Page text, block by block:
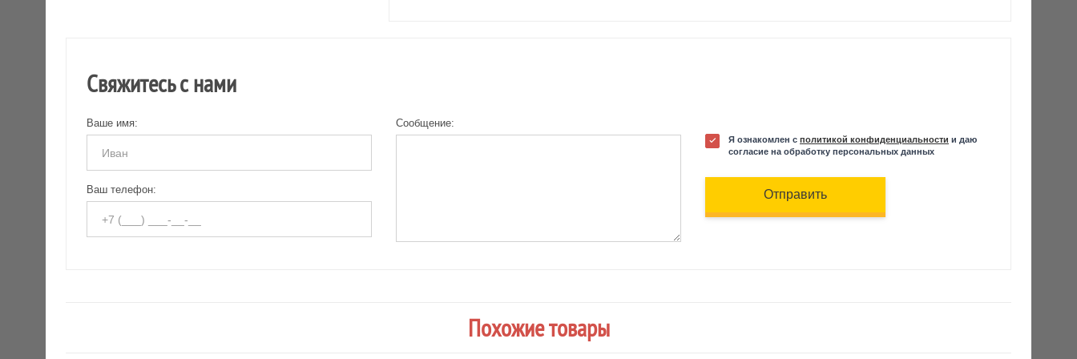
Свяжитесь с нами
Ваше имя:
Ваш телефон:
Сообщение:
Я ознакомлен с политикой конфиденциальности и даю
согласие на обработку персональных данных
Отправить
Похожие товары